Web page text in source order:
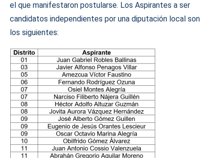
el que manifestaron postularse. Los Aspirantes a ser
candidatos independientes por una diputación local son
los siguientes: